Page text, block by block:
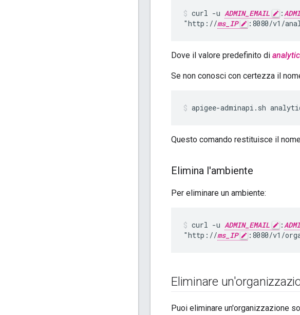
curl -u ADMIN_EMAIL :
"http://ms_IP :8080/v1/
Dove il valore predefinito di
Se non conosci con certezza il
apigee-adminapi.sh
Questo comando restituisce il
Elimina l'ambiente
Per eliminare un ambiente:
curl -u ADMIN_EMAIL :
"http://ms_IP :8080/v1/
Eliminare
Puoi eliminare un'organizzazione